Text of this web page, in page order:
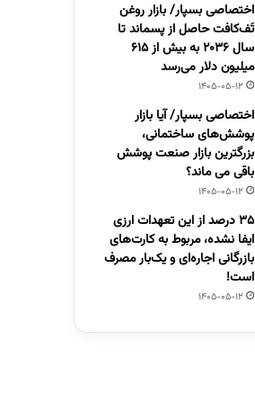
اختصاصی بسپار/ بازار روغن
تَف‌کافت حاصل از پسماند تا
سال ۲۰۳۶ به بیش از ۶۱۵
میلیون دلار می‌رسد
1405-05-12
اختصاصی بسپار/ آیا بازار
پوشش‌های ساختمانی،
بزرگترین بازار صنعت پوشش
باقی می ماند؟
1405-05-12
۳۵ درصد از این تعهدات ارزی
ایفا نشده، مربوط به کارت‌های
بازرگانی اجاره‌ای و یک‌بار مصرف
است!
1405-05-12